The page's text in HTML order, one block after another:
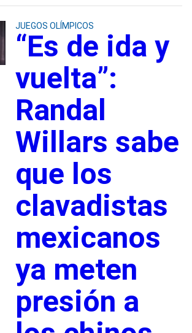
JUEGOS OLÍMPICOS
“Es de ida y
vuelta”:
Randal
Willars sabe
que los
clavadistas
mexicanos
ya meten
presión a